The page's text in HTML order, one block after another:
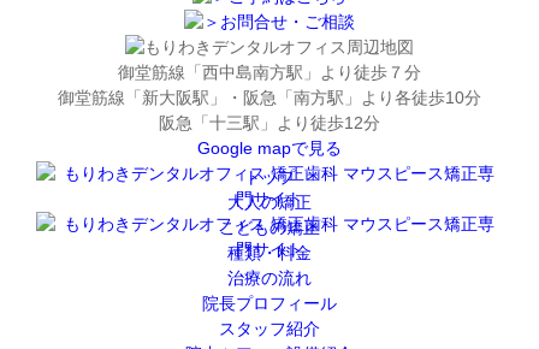
お問合せ・ご相談
御堂筋線「西中島南方駅」より徒歩７分
御堂筋線「新大阪駅」・阪急「南方駅」より各徒歩10分
阪急「十三駅」より徒歩12分
Google mapで見る
トップ
大人の矯正
こどもの矯正
種類・料金
治療の流れ
院長プロフィール
スタッフ紹介